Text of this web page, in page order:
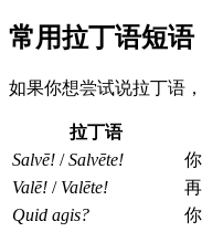
常用拉丁语短语
如果你想尝试说拉丁语
拉丁语
Salvē! /Salvēte!
Valē! / Valēte!
Quid agis?